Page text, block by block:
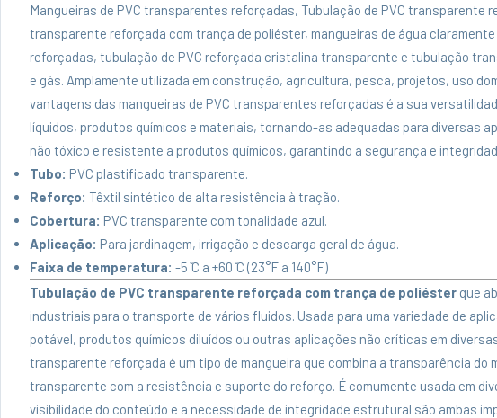
Mangueiras de PVC transparentes reforçadas, Tubulação de PVC transparente
transparente reforçada com trança de poliéster, mangueiras de água
reforçadas, tubulação de PVC reforçada cristalina transparente e tubulação
e gás. Amplamente utilizada em construção, agricultura, pesca, projetos, uso
vantagens das mangueiras de PVC transparentes reforçadas é a sua
líquidos, produtos químicos e materiais, tornando-as adequadas para diversas
não tóxico e resistente a produtos químicos, garantindo a segurança e
Tubo: PVC plastificado transparente.
Reforço: Têxtil sintético de alta resistência à tração.
Cobertura: PVC transparente com tonalidade azul.
Aplicação: Para jardinagem, irrigação e descarga geral de água.
Faixa de temperatura: -5 ̊C a +60 ̊C (23°F a 140°F)
Tubulação de PVC transparente reforçada com trança de poliéster que
industriais para o transporte de vários fluidos. Usada para uma variedade de
potável, produtos químicos diluídos ou outras aplicações não críticas em
transparente reforçada é um tipo de mangueira que combina a transparência do
transparente com a resistência e suporte do reforço. É comumente usada em
visibilidade do conteúdo e a necessidade de integridade estrutural são ambas